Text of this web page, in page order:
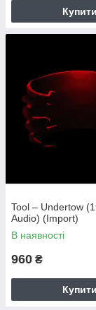
Купити
Tool – Undertow
Audio) (Import)
В наявності
960 ₴
Купити